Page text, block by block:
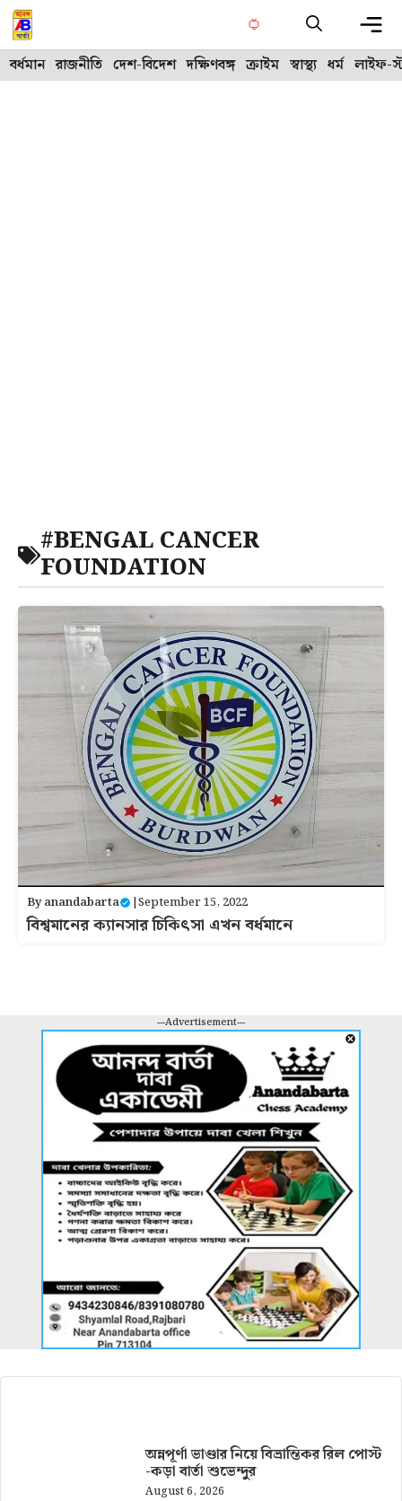
Skip
to
content
বর্ধমান রাজনীতি দেশ-বিদেশ দক্ষিণবঙ্গ ক্রাইম স্বাস্থ্য ধর্ম লাইফ-
#BENGAL CANCER
FOUNDATION
Byanandabarta |September 15, 2022
বিশ্বমানের ক্যানসার চিকিৎসা এখন বর্ধমানে
---Advertisement---
অন্নপূর্ণা ভাণ্ডার নিয়ে বিভ্রান্তিকর রিল পোস্ট
-কড়া বার্তা শুভেন্দুর
August 6, 2026